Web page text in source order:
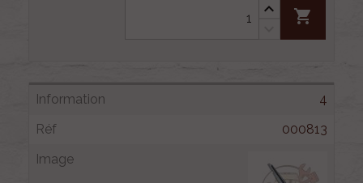
shopping_cart
4
000813